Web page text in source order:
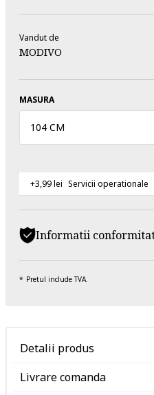
Vandut de
MODIVO
MASURA
104 CM
+3,99 lei Servicii operationale
Informatii
Pretul include TVA.
Detalii produs
Livrare comanda